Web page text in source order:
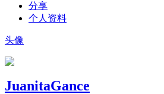
分享
个人资料
头像
JuanitaGance